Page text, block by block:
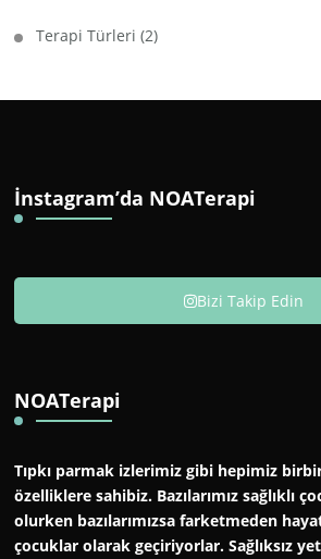
Terapi Türleri (2)
İnstagram’da NOATerapi
Bizi Takip Edin
NOATerapi
Tıpkı parmak izlerimiz gibi hepimiz
özelliklere sahibiz. Bazılarımız sağlıklı
olurken bazılarımızsa farketmeden
çocuklar olarak geçiriyorlar. Sağlıksız